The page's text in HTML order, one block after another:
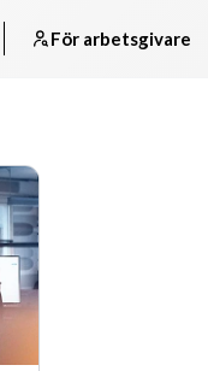
För arbetsgivare